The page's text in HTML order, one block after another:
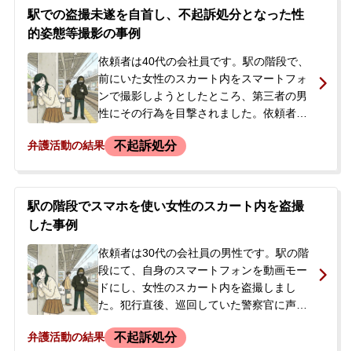
フォンなどを任意提出しました。事件発覚
後、被害者であるスタッフ3名は全員が退職
の意向を示しており、依頼者は医院から自
宅待機を命じられていました。警察の捜査
が進む中で、被害者との示談を穏便に進め
たいと考え、当事務所へ相談に来られまし
た。
駅での盗撮未遂を自首し、不起訴処分となった性
的姿態等撮影の事例
依頼者は40代の会社員です。駅の階段で、
前にいた女性のスカート内をスマートフォ
ンで撮影しようとしたところ、第三者の男
性にその行為を目撃されました。依頼者は
いかけてきた目撃者から「警察に通報する
分からないという強い不安感から不眠や食
欲不振に陥り、精神的に追い詰められた状
抑えたい、罪を償いたいとの思いから自首
を検討し、当事務所へ相談に来られまし
た。
弁護活動の結果 不起訴処分
駅の階段でスマホを使い女性のスカート内を盗撮
した事例
依頼者は30代の会社員の男性です。駅の階
段にて、自身のスマートフォンを動画モー
ドにし、女性のスカート内を盗撮しまし
た。犯行直後、巡回していた警察官に声を
で取り調べを受けた後、その日のうちに父
弁護活動の結果 不起訴処分